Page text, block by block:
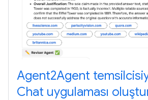
Agent2Agent
Chat uygulaması